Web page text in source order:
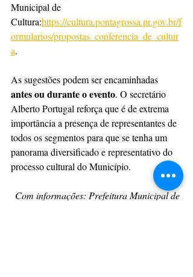
Municipal de
Cultura:https://cultura.pontagrossa.pr.gov.br/f
ormularios/propostas_conferencia_de_cultur
a.
As sugestões podem ser encaminhadas
antes ou durante o evento. O secretário
Alberto Portugal reforça que é de extrema
importância a presença de representantes de
todos os segmentos para que se tenha um
panorama diversificado e representativo do
processo cultural do Município.
Com informações: Prefeitura Municipal de